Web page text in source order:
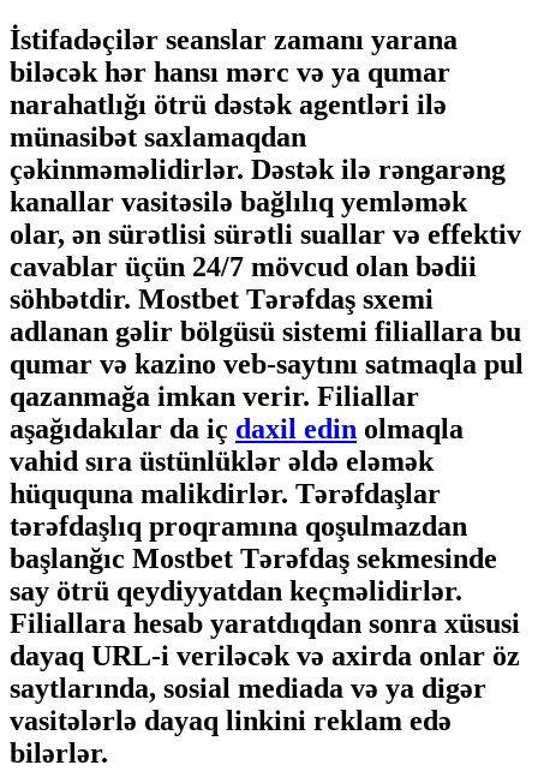
İstifadəçilər seanslar zamanı yarana
biləcək hər hansı mərc və ya qumar
narahatlığı ötrü dəstək agentləri ilə
münasibət saxlamaqdan
çəkinməməlidirlər. Dəstək ilə rəngarəng
kanallar vasitəsilə bağlılıq yemləmək
olar, ən sürətlisi sürətli suallar və effektiv
cavablar üçün 24/7 mövcud olan bədii
söhbətdir. Mostbet Tərəfdaş sxemi
adlanan gəlir bölgüsü sistemi filiallara bu
qumar və kazino veb-saytını satmaqla pul
qazanmağa imkan verir. Filiallar
aşağıdakılar da iç daxil edin olmaqla
vahid sıra üstünlüklər əldə eləmək
hüququna malikdirlər. Tərəfdaşlar
tərəfdaşlıq proqramına qoşulmazdan
başlanğıc Mostbet Tərəfdaş sekmesinde
say ötrü qeydiyyatdan keçməlidirlər.
Filiallara hesab yaratdıqdan sonra xüsusi
dayaq URL-i veriləcək və axirda onlar öz
saytlarında, sosial mediada və ya digər
vasitələrlə dayaq linkini reklam edə
bilərlər.